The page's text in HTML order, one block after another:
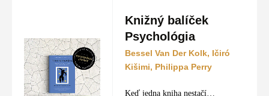
Knižný balíček
Psychológia
Bessel Van Der Kolk, Ičiró
Kišimi, Philippa Perry
Keď jedna kniha nestačí…